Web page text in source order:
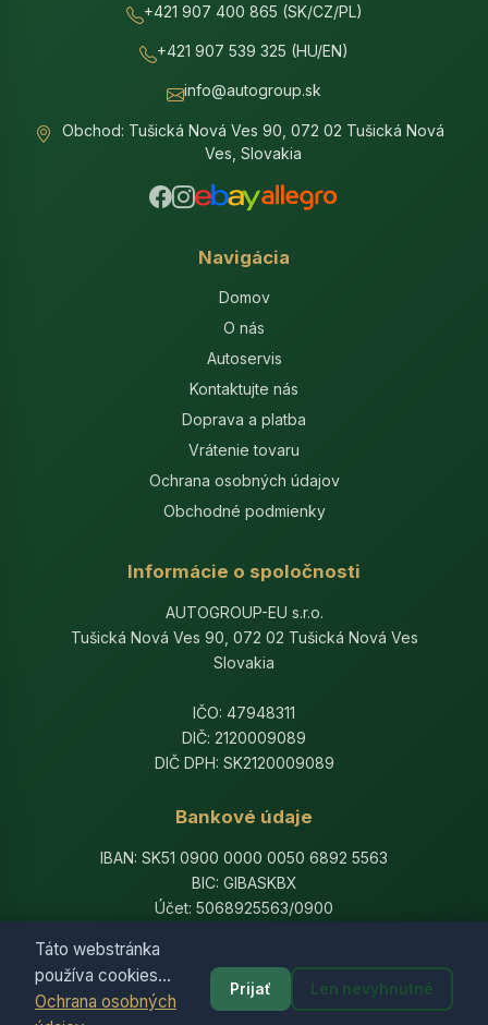
Táto webstránka
používa cookies...
Ochrana osobných
Prijať Len nevyhnutné
+421 907 400 865 (SK/CZ/PL)
+421 907 539 325 (HU/EN)
info@autogroup.sk
Obchod: Tušická Nová Ves 90, 072 02 Tušická Nová
Ves, Slovakia
Navigácia
Domov
O nás
Autoservis
Kontaktujte nás
Doprava a platba
Vrátenie tovaru
Ochrana osobných údajov
Obchodné podmienky
Informácie o spoločnosti
AUTOGROUP-EU s.r.o.
Tušická Nová Ves 90, 072 02 Tušická Nová Ves
Slovakia
IČO: 47948311
DIČ: 2120009089
DIČ DPH: SK2120009089
Bankové údaje
IBAN: SK51 0900 0000 0050 6892 5563
BIC: GIBASKBX
Účet: 5068925563/0900